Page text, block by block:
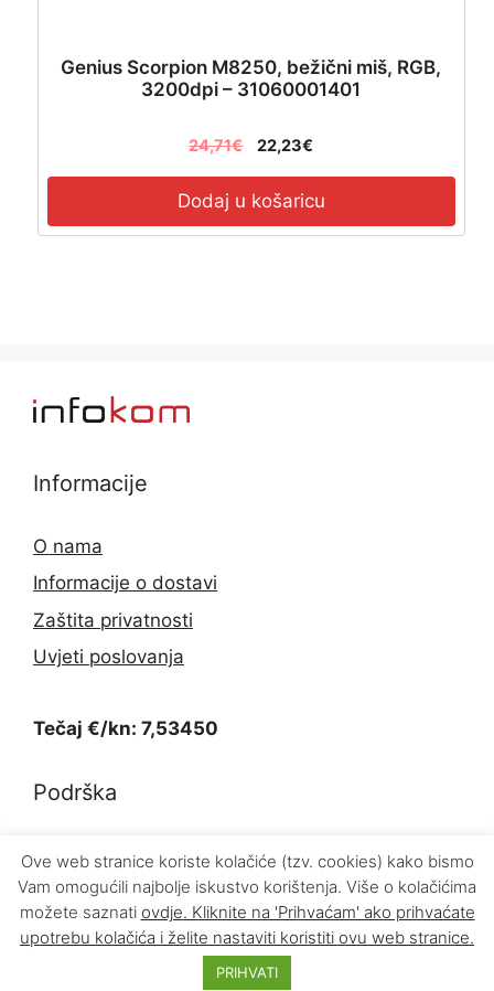
Genius Scorpion M8250, bežični miš, RGB,
3200dpi – 31060001401
24,71€ 22,23€
Dodaj u košaricu
Informacije
O nama
Informacije o dostavi
Zaštita privatnosti
Uvjeti poslovanja
Tečaj €/kn: 7,53450
Podrška
Kontakt
Povrat proizvoda
© 2026 INFOKOM d.o.o.
Ove web stranice koriste kolačiće (tzv. cookies) kako bismo
Vam omogućili najbolje iskustvo korištenja. Više o kolačićima
možete saznati ovdje. Kliknite na 'Prihvaćam' ako prihvaćate
upotrebu kolačića i želite nastaviti koristiti ovu web stranice.
PRIHVATI